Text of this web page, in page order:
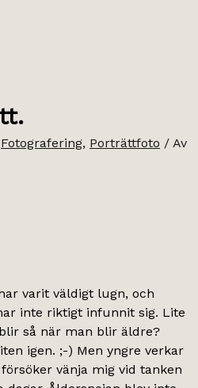
Fotografering, Porträttfoto / Av
varit väldigt lugn, och
inte riktigt infunnit sig. Lite
så när man blir äldre?
igen. ;-) Men yngre verkar
vänja mig vid tanken